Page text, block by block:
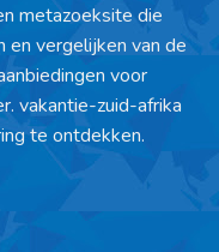
metazoeksite die
en vergelijken van de
voor
vakantie-zuid-afrika
te ontdekken.